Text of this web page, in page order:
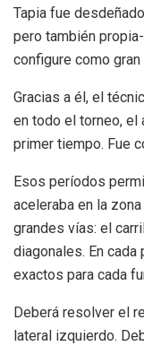
Tapia fue
pero también
configure como gran
Gracias a él, el
en todo el torneo, el
primer tiempo. Fue
Esos períodos
aceleraba en la
grandes vías: el
diagonales. En
exactos para cada
Deberá resolver el
lateral izquierdo.